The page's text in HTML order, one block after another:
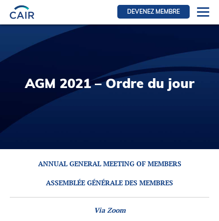
DEVENEZ MEMBRE
Se connecter
Ressources pour les membres
RFE Section
Ressources pour les patients
AGM 2021 – Ordre du jour
ANNUAL GENERAL MEETING OF MEMBERS
ASSEMBLÉE GÉNÉRALE DES MEMBRES
Via Zoom